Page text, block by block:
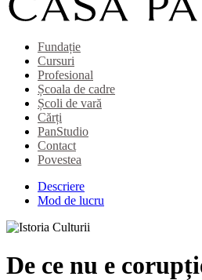
Fundație
Cursuri
Profesional
Școala de cadre
Școli de vară
Cărți
PanStudio
Contact
Povestea
Descriere
Mod de lucru
De ce nu e